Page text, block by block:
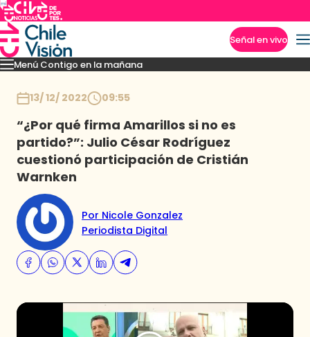
Señal en vivo
Menú Contigo en la mañana
MomentosReportajesDenunciasPolicialPolíticaEspectáculo
13/ 12/ 2022 09:55
“¿Por qué firma Amarillos si no es
partido?”: Julio César Rodríguez
cuestionó participación de Cristián
Warnken
Por Nicole Gonzalez
Periodista Digital
Imperdibles
Programas